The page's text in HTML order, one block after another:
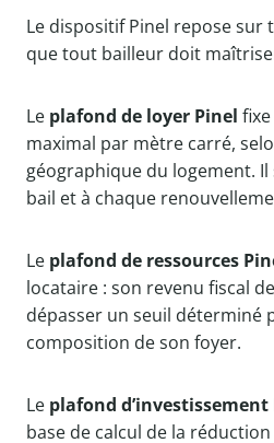
Le dispositif Pinel repose
que tout bailleur doit
Le plafond de loyer Pinel
maximal par mètre carré,
géographique du logement. Il
bail et à chaque
Le plafond de ressources
locataire : son revenu fiscal
dépasser un seuil déterminé
composition de son foyer.
Le plafond d’investissement
base de calcul de la